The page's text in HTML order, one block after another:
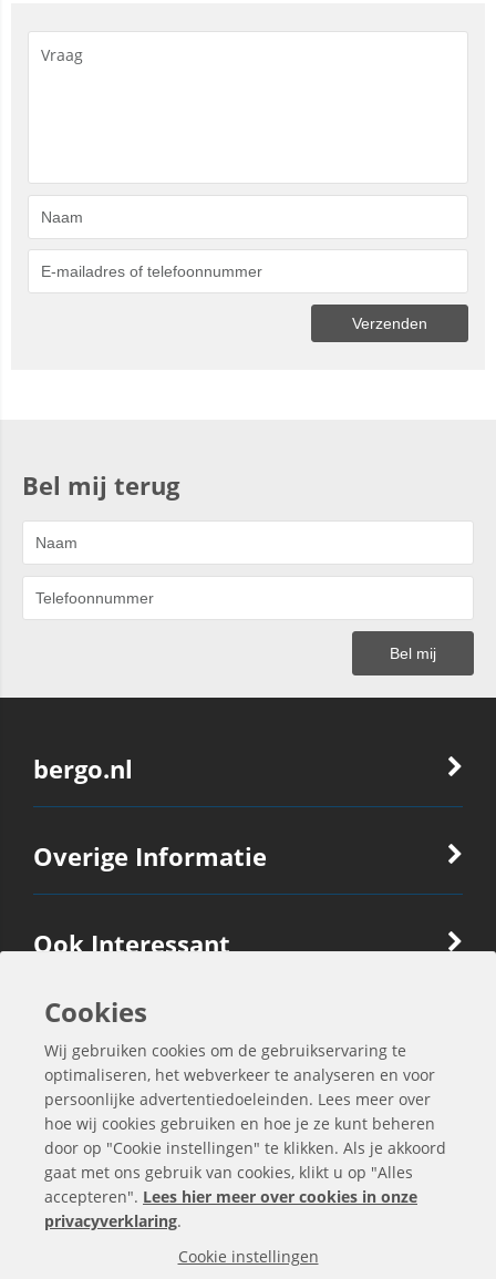
Bel mij terug
bergo.nl
Overige Informatie
Ook Interessant
Contactgegevens
Cookies
Wij gebruiken cookies om de gebruikservaring te
optimaliseren, het webverkeer te analyseren en voor
persoonlijke advertentiedoeleinden. Lees meer over
hoe wij cookies gebruiken en hoe je ze kunt beheren
door op "Cookie instellingen" te klikken. Als je akkoord
gaat met ons gebruik van cookies, klikt u op "Alles
accepteren". Lees hier meer over cookies in onze
privacyverklaring.
Cookie instellingen